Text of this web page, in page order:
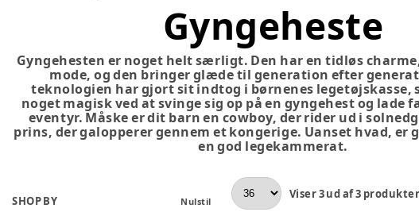
Gyngeheste
Gyngehesten er noget helt særligt. Den har en tidløs
mode, og den bringer glæde til generation efter
teknologien har gjort sit indtog i børnenes legetøjskasse,
noget magisk ved at svinge sig op på en gyngehest og lade
eventyr. Måske er dit barn en cowboy, der rider ud i
prins, der galopperer gennem et kongerige. Uanset hvad, er
en god legekammerat.
SHOP BY Nulstil
Viser3ud af3 produkter